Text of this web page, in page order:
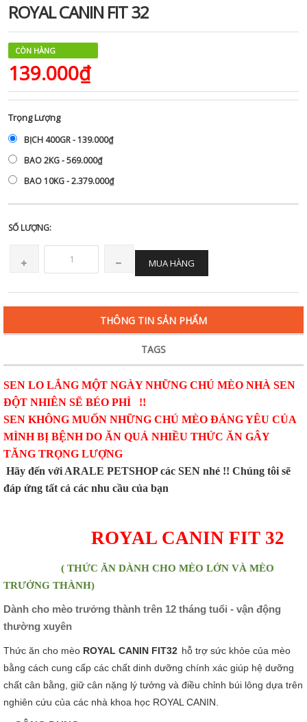
ROYAL CANIN FIT 32
CÒN HÀNG
139.000₫
Trọng Lượng
BỊCH 400GR - 139.000₫
BAO 2KG - 569.000₫
BAO 10KG - 2.379.000₫
SỐ LƯỢNG:
MUA HÀNG
THÔNG TIN SẢN PHẨM
TAGS
SEN LO LẮNG MỘT NGÀY NHỮNG CHÚ MÈO NHÀ SEN
ĐỘT NHIÊN SẼ BÉO PHÌ !!
SEN KHÔNG MUỐN NHỮNG CHÚ MÈO ĐÁNG YÊU CỦA
MÌNH BỊ BỆNH DO ĂN QUÁ NHIỀU THỨC ĂN GÂY
TĂNG TRỌNG LƯỢNG
Hãy đến với ARALE PETSHOP các SEN nhé !! Chúng tôi sẽ
đáp ứng tất cả các nhu cầu của bạn
ROYAL CANIN FIT 32
( THỨC ĂN DÀNH CHO MÈO LỚN VÀ MÈO
TRƯỞNG THÀNH)
Dành cho mèo trưởng thành trên 12 tháng tuổi - vận động
thường xuyên
Thức ăn cho mèo ROYAL CANIN FIT32 hỗ trợ sức khỏe của mèo
bằng cách cung cấp các chất dinh dưỡng chính xác giúp hệ dưỡng
chất cân bằng, giữ cân nặng lý tưởng và điều chỉnh búi lông dựa trên
nghiên cứu của các nhà khoa học ROYAL CANIN.